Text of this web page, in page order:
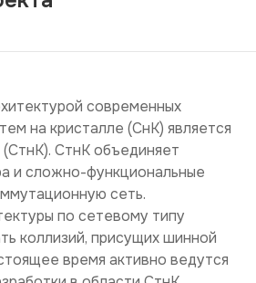
современных
на кристалле (СнК) является
(СтнК). СтнК объединяет
и сложно-функциональные
сеть.
по сетевому типу
коллизий, присущих шинной
время активно ведутся